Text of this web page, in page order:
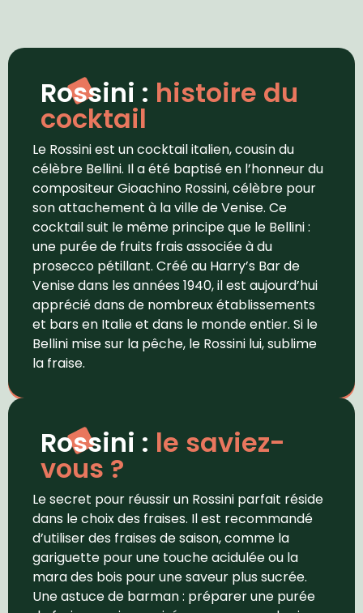
Rossini : histoire du
cocktail
Le Rossini est un cocktail italien, cousin du
célèbre Bellini. Il a été baptisé en l’honneur du
compositeur Gioachino Rossini, célèbre pour
son attachement à la ville de Venise. Ce
cocktail suit le même principe que le Bellini :
une purée de fruits frais associée à du
prosecco pétillant. Créé au Harry’s Bar de
Venise dans les années 1940, il est aujourd’hui
apprécié dans de nombreux établissements
et bars en Italie et dans le monde entier. Si le
Bellini mise sur la pêche, le Rossini lui, sublime
la fraise.
Rossini : le saviez-
vous ?
Le secret pour réussir un Rossini parfait réside
dans le choix des fraises. Il est recommandé
d’utiliser des fraises de saison, comme la
gariguette pour une touche acidulée ou la
mara des bois pour une saveur plus sucrée.
Une astuce de barman : préparer une purée